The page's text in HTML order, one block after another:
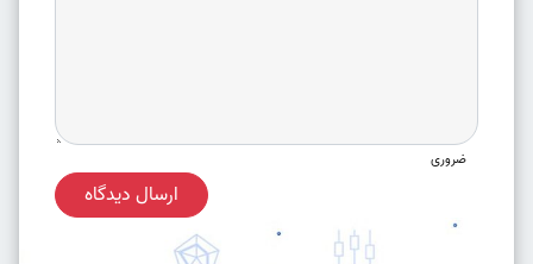
ضروری
ارسال دیدگاه